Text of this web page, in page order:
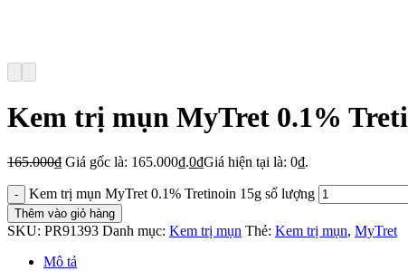
Kem trị mụn MyTret 0.1%
165.000₫ Giá gốc là: 165.000₫.0₫Giá hiện tại là: 0₫.
Kem trị mụn MyTret 0.1% Tretinoin 15g số lượng
Thêm vào giỏ hàng
SKU: PR91393 Danh mục: Kem trị mụn Thẻ: Kem trị mụn, MyTret
Mô tả